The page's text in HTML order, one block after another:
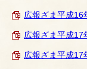
広報ざま平成16
広報ざま平成17
広報ざま平成17